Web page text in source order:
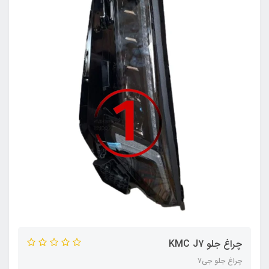
چراغ جلو KMC J7
چراغ جلو جی۷